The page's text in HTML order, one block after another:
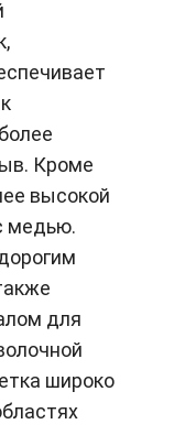
Кроме
высокой
медью.
для
широко